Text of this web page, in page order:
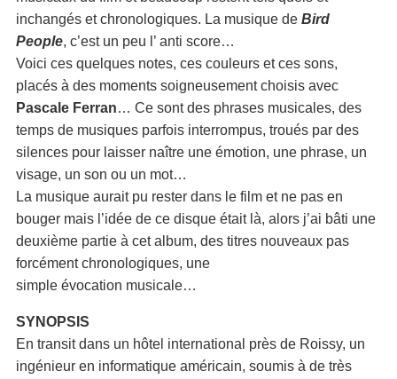
inchangés et chronologiques. La musique de Bird
People, c’est un peu l’ anti score…
Voici ces quelques notes, ces couleurs et ces sons,
placés à des moments soigneusement choisis avec
Pascale Ferran… Ce sont des phrases musicales, des
temps de musiques parfois interrompus, troués par des
silences pour laisser naître une émotion, une phrase, un
visage, un son ou un mot…
La musique aurait pu rester dans le film et ne pas en
bouger mais l’idée de ce disque était là, alors j’ai bâti une
deuxième partie à cet album, des titres nouveaux pas
forcément chronologiques, une
simple évocation musicale…
SYNOPSIS
En transit dans un hôtel international près de Roissy, un
ingénieur en informatique américain, soumis à de très